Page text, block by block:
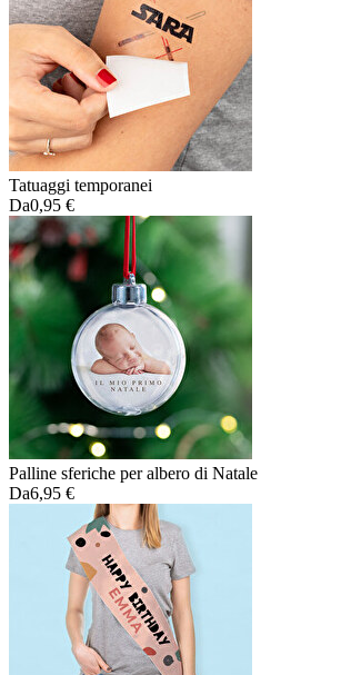
Tatuaggi temporanei
Da0,95 €
Palline sferiche per albero di Natale
Da6,95 €